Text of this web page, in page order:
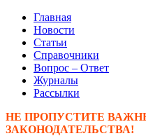
Главная
Новости
Статьи
Справочники
Вопрос – Ответ
Журналы
Рассылки
НЕ ПРОПУСТИТЕ
ЗАКОНОДАТЕЛЬСТВА!